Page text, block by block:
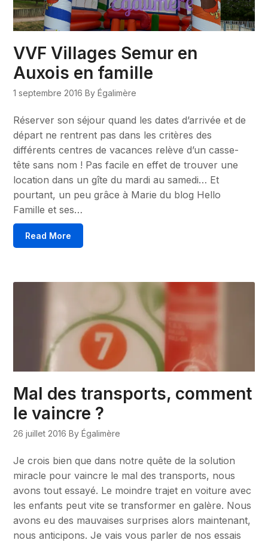
VVF Villages Semur en
Auxois en famille
1 septembre 2016 By Égalimère
Réserver son séjour quand les dates d’arrivée et de
départ ne rentrent pas dans les critères des
différents centres de vacances relève d’un casse-
tête sans nom ! Pas facile en effet de trouver une
location dans un gîte du mardi au samedi… Et
pourtant, un peu grâce à Marie du blog Hello
Famille et ses…
Read More
Mal des transports, comment
le vaincre ?
26 juillet 2016 By Égalimère
Je crois bien que dans notre quête de la solution
miracle pour vaincre le mal des transports, nous
avons tout essayé. Le moindre trajet en voiture avec
les enfants peut vite se transformer en galère. Nous
avons eu des mauvaises surprises alors maintenant,
nous anticipons. Je vais vous parler de nos essais